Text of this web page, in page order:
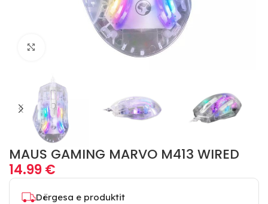
Click to enlarge
MAUS GAMING MARVO M413 WIRED
14.99€
Dërgesa e produktit